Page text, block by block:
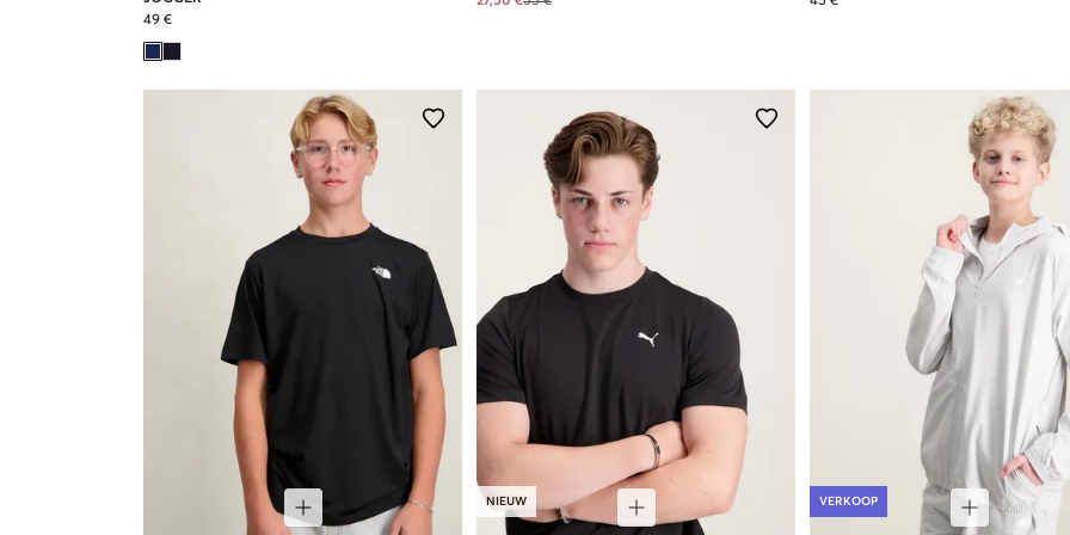
49 €
NIEUW VERKOOP